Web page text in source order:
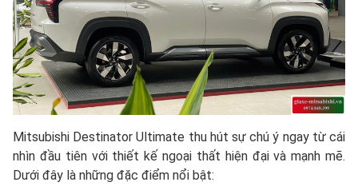
Mitsubishi Destinator Ultimate thu hút sự chú ý ngay từ cái
nhìn đầu tiên với thiết kế ngoại thất hiện đại và mạnh mẽ.
Dưới đây là những đặc điểm nổi bật: